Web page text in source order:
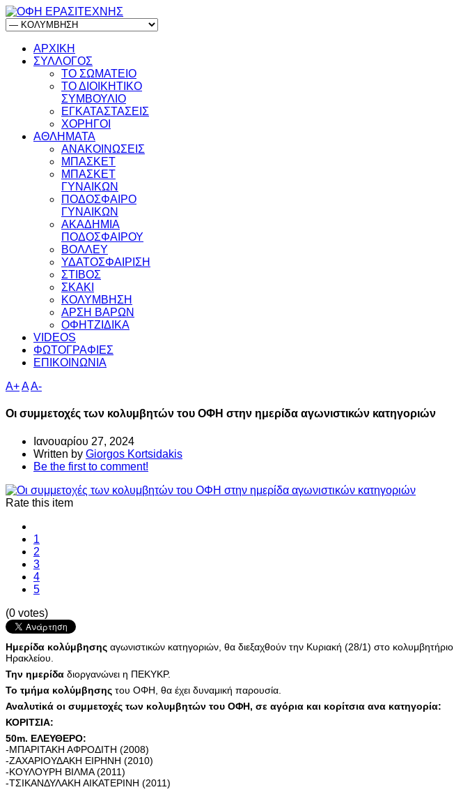
ΑΡΧΙΚΗ
ΣΥΛΛΟΓΟΣ
ΤΟ ΣΩΜΑΤΕΙΟ
ΤΟ ΔΙΟΙΚΗΤΙΚΟ
ΣΥΜΒΟΥΛΙΟ
ΕΓΚΑΤΑΣΤΑΣΕΙΣ
ΧΟΡΗΓΟΙ
ΑΘΛΗΜΑΤΑ
ΑΝΑΚΟΙΝΩΣΕΙΣ
ΜΠΑΣΚΕΤ
ΜΠΑΣΚΕΤ
ΓΥΝΑΙΚΩΝ
ΠΟΔΟΣΦΑΙΡΟ
ΓΥΝΑΙΚΩΝ
ΑΚΑΔΗΜΙΑ
ΠΟΔΟΣΦΑΙΡΟΥ
ΒΟΛΛΕΥ
ΥΔΑΤΟΣΦΑΙΡΙΣΗ
ΣΤΙΒΟΣ
ΣΚΑΚΙ
ΚΟΛΥΜΒΗΣΗ
ΑΡΣΗ ΒΑΡΩΝ
ΟΦΗΤΖΙΔΙΚΑ
VIDEOS
ΦΩΤΟΓΡΑΦΙΕΣ
ΕΠΙΚΟΙΝΩΝΙΑ
A+AA-
Οι συμμετοχές των κολυμβητών του ΟΦΗ στην ημερίδα αγωνιστικών κατηγοριών
Ιανουαρίου 27, 2024
Written by Giorgos Kortsidakis
Be the first to comment!
Rate this item
1
2
3
4
5
(0 votes)
Ημερίδα κολύμβησης αγωνιστικών κατηγοριών, θα διεξαχθούν την Κυριακή (28/1) στο κολυμβητήριο
Ηρακλείου.
Την ημερίδα διοργανώνει η ΠΕΚΥΚΡ.
Το τμήμα κολύμβησης του ΟΦΗ, θα έχει δυναμική παρουσία.
Αναλυτiκά οι συμμετοχές των κολυμβητών του ΟΦΗ, σε αγόρια και κορίτσια ανα κατηγορία:
ΚΟΡΙΤΣΙΑ:
50m. ΕΛΕΥΘΕΡΟ:
-ΜΠΑΡΙΤΑΚΗ ΑΦΡΟΔΙΤΗ (2008)
-ΖΑΧΑΡΙΟΥΔΑΚΗ ΕΙΡΗΝΗ (2010)
-ΚΟΥΛΟΥΡΗ ΒΙΛΜΑ (2011)
-ΤΣΙΚΑΝΔΥΛΑΚΗ ΑΙΚΑΤΕΡΙΝΗ (2011)